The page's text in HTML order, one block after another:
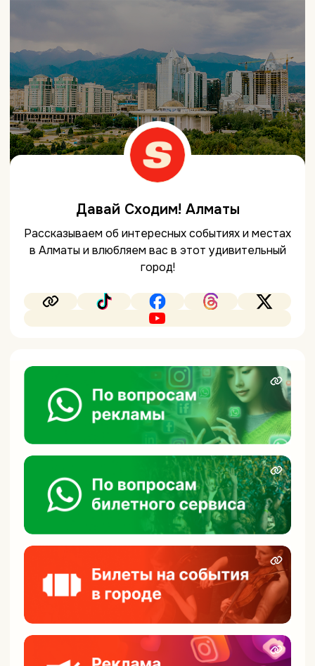
Давай Сходим! Алматы
Рассказываем об интересных событиях и местах
в Алматы и влюбляем вас в этот удивительный
город!